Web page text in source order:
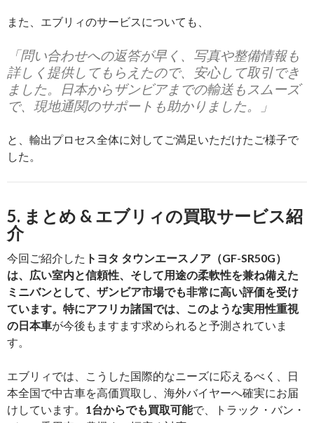
また、エブリィのサービスについても、
「問い合わせへの返答が早く、写真や整備情報も
詳しく提供してもらえたので、安心して取引でき
ました。日本からザンビアまでの輸送もスムーズ
で、現地通関のサポートも助かりました。」
と、輸出プロセス全体に対してご満足いただけたご様子で
した。
5. まとめ & エブリィの買取サービス紹
介
今回ご紹介した トヨタ タウンエースノア（GF-SR50G）
は、広い室内と信頼性、そして用途の柔軟性を兼ね備えた
ミニバンとして、ザンビア市場でも非常に高い評価を受け
ています。特にアフリカ諸国では、このような実用性重視
の日本車が今後もますます求められると予測されていま
す。
エブリィでは、こうした国際的なニーズに応えるべく、日
本全国で中古車を高価買取し、海外バイヤーへ確実にお届
けしています。 1台からでも買取可能で、トラック・バン・